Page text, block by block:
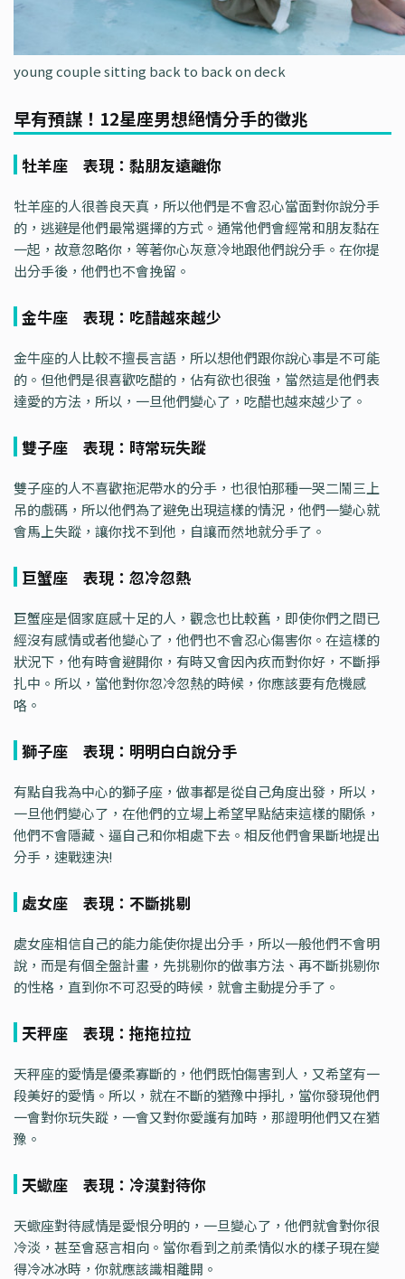
young couple sitting back to back on deck
早有預謀！12星座男想絕情分手的徵兆
牡羊座 表現：黏朋友遠離你
牡羊座的人很善良天真，所以他們是不會忍心當面對你說分手
的，逃避是他們最常選擇的方式。通常他們會經常和朋友黏在
一起，故意忽略你，等著你心灰意冷地跟他們說分手。在你提
出分手後，他們也不會挽留。
金牛座 表現：吃醋越來越少
金牛座的人比較不擅長言語，所以想他們跟你說心事是不可能
的。但他們是很喜歡吃醋的，佔有欲也很強，當然這是他們表
達愛的方法，所以，一旦他們變心了，吃醋也越來越少了。
雙子座 表現：時常玩失蹤
雙子座的人不喜歡拖泥帶水的分手，也很怕那種一哭二鬧三上
吊的戲碼，所以他們為了避免出現這樣的情況，他們一變心就
會馬上失蹤，讓你找不到他，自讓而然地就分手了。
巨蟹座 表現：忽冷忽熱
巨蟹座是個家庭感十足的人，觀念也比較舊，即使你們之間已
經沒有感情或者他變心了，他們也不會忍心傷害你。在這樣的
狀況下，他有時會避開你，有時又會因內疚而對你好，不斷掙
扎中。所以，當他對你忽冷忽熱的時候，你應該要有危機感
咯。
獅子座 表現：明明白白說分手
有點自我為中心的獅子座，做事都是從自己角度出發，所以，
一旦他們變心了，在他們的立場上希望早點結束這樣的關係，
他們不會隱藏、逼自己和你相處下去。相反他們會果斷地提出
分手，速戰速決!
處女座 表現：不斷挑剔
處女座相信自己的能力能使你提出分手，所以一般他們不會明
說，而是有個全盤計畫，先挑剔你的做事方法、再不斷挑剔你
的性格，直到你不可忍受的時候，就會主動提分手了。
天秤座 表現：拖拖拉拉
天秤座的愛情是優柔寡斷的，他們既怕傷害到人，又希望有一
段美好的愛情。所以，就在不斷的猶豫中掙扎，當你發現他們
一會對你玩失蹤，一會又對你愛護有加時，那證明他們又在猶
豫。
天蠍座 表現：冷漠對待你
天蠍座對待感情是愛恨分明的，一旦變心了，他們就會對你很
冷淡，甚至會惡言相向。當你看到之前柔情似水的樣子現在變
得冷冰冰時，你就應該識相離開。